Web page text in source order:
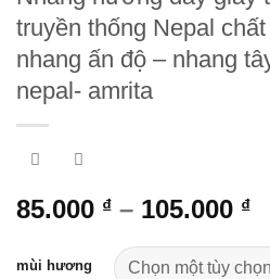
truyền thống Nepal
nhang ấn độ – nhang
nepal- amrita
85.000 ₫ – 105.000 ₫
mùi hương